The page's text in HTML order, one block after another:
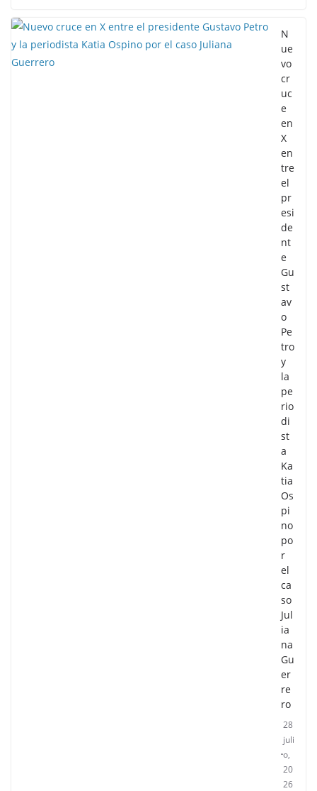
N
ue
vo
cr
uc
e
en
X
en
tre
el
pr
esi
de
nt
e
Gu
st
av
o
Pe
tro
y
la
pe
rio
di
st
a
Ka
tia
Os
pi
no
po
r
el
ca
so
Jul
ia
na
Gu
er
re
ro
28
juli
o,
20
26